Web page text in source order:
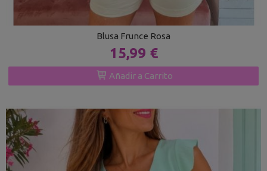
Blusa Frunce Rosa
15,99 €
Añadir a Carrito